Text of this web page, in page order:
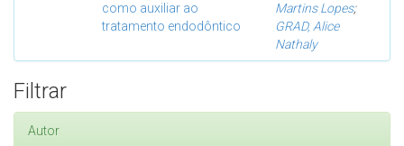
como auxiliar ao
tratamento endodôntico
Martins Lopes;
GRAD, Alice
Nathaly
Filtrar
Autor